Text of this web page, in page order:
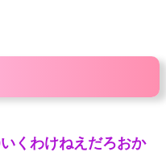
くわけねえだろおか